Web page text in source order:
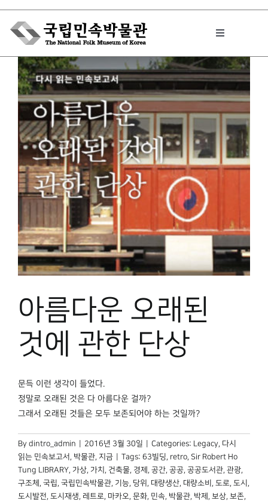
Skip
content
Toggle
박물관에서는
민속이야기
민속 인사이드
원문보기 PDF
박물관 홈페이지
아름다운 오래된
것에 관한 단상
문득 이런 생각이 들었다.
정말로 오래된 것은 다 아름다운 걸까?
그래서 오래된 것들은 모두 보존되어야 하는 것일까?
By dintro_admin 2016년 3월 30일 Categories: Legacy, 다시
읽는 민속보고서 , 박물관, 지금 Tags: 63빌딩, retro, Sir Robert Ho
Tung LIBRARY, 가상, 가치 , 건축물, 경제 , 공간, 공공, 공공도서관, 관광,
구조체 , 국립, 국립민속박물관, 기능, 당위 , 대량생산, 대량소비 , 도로, 도시 ,
도시발전, 도시재생, 레트로, 마카오, 문화, 민속, 박물관, 박제 , 보상, 보존,